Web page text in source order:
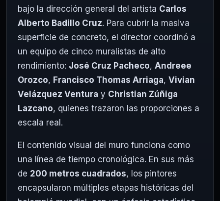
bajo la dirección general del artista Carlos
Alberto Badillo Cruz. Para cubrir la masiva
superficie de concreto, el director coordinó a
un equipo de cinco muralistas de alto
rendimiento: José Cruz Pacheco, Andreee
Orozco, Francisco Thomas Arriaga, Vivian
Velázquez Ventura y Christian Zúñiga
Lazcano, quienes trazaron las proporciones a
escala real.
El contenido visual del muro funciona como
una línea de tiempo cronológica. En sus más
de 200 metros cuadrados, los pintores
encapsularon múltiples etapas históricas del